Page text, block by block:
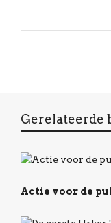
Gerelateerde
Actie voor de